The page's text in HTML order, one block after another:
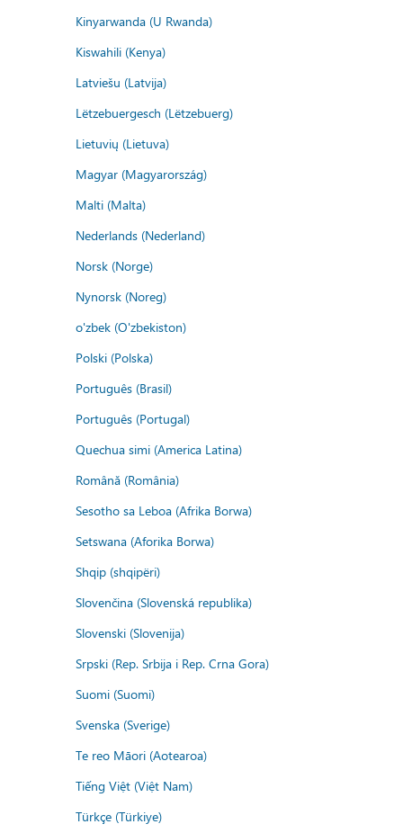
Kinyarwanda (U Rwanda)
Kiswahili (Kenya)
Latviešu (Latvija)
Lëtzebuergesch (Lëtzebuerg)
Lietuvių (Lietuva)
Magyar (Magyarország)
Malti (Malta)
Nederlands (Nederland)
Norsk (Norge)
Nynorsk (Noreg)
o'zbek (O'zbekiston)
Polski (Polska)
Português (Brasil)
Português (Portugal)
Quechua simi (America Latina)
Română (România)
Sesotho sa Leboa (Afrika Borwa)
Setswana (Aforika Borwa)
Shqip (shqipëri)
Slovenčina (Slovenská republika)
Slovenski (Slovenija)
Srpski (Rep. Srbija i Rep. Crna Gora)
Suomi (Suomi)
Svenska (Sverige)
Te reo Māori (Aotearoa)
Tiếng Việt (Việt Nam)
Türkçe (Türkiye)